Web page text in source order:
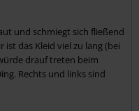
und schmiegt sich fließend
das Kleid viel zu lang (bei
drauf treten beim
Rechts und links sind